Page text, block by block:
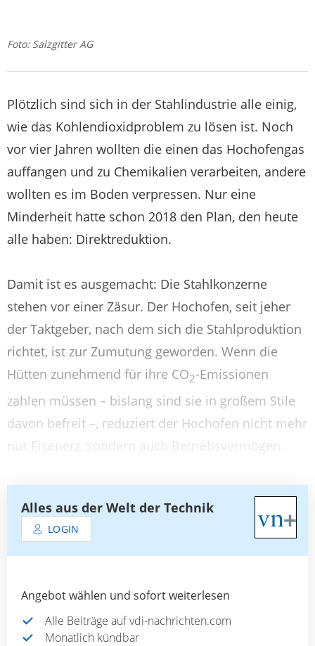
Foto: Salzgitter AG
Plötzlich sind sich in der Stahlindustrie alle einig,
wie das Kohlendioxidproblem zu lösen ist. Noch
vor vier Jahren wollten die einen das Hochofengas
auffangen und zu Chemikalien verarbeiten, andere
wollten es im Boden verpressen. Nur eine
Minderheit hatte schon 2018 den Plan, den heute
alle haben: Direktreduktion.
Damit ist es ausgemacht: Die Stahlkonzerne
stehen vor einer Zäsur. Der Hochofen, seit jeher
der Taktgeber, nach dem sich die Stahlproduktion
richtet, ist zur Zumutung geworden. Wenn die
Hütten zunehmend für ihre CO2-Emissionen
zahlen müssen – bislang sind sie in großem Stile
davon befreit –, reduziert der Hochofen nicht mehr
nur Eisenerz, sondern auch Betriebsvermögen.
Alles aus der Welt der Technik
LOGIN
Angebot wählen und sofort weiterlesen
Alle Beiträge auf vdi-nachrichten.com
Monatlich kündbar